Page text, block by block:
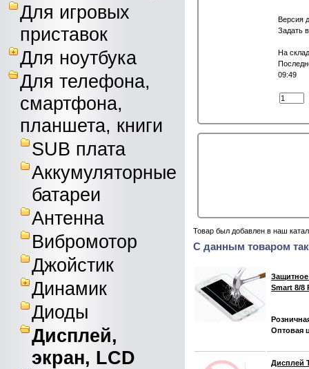
Для игровых
приставок
Для ноутбука
Для телефона,
смартфона,
планшета, книги
SUB плата
Аккумуляторные
батареи
Антенна
Вибромотор
Джойстик
Динамик
Диоды
Дисплей,
экран, LCD
Версия
Задать
На
09:49
Товар был добавлен в наш
С данным товаром
Защитное
Smart 8/8
Оптовая
Дисплей